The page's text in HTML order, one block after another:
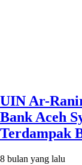
UIN Ar-
Bank Aceh
Terdampak
8 bulan yang lalu